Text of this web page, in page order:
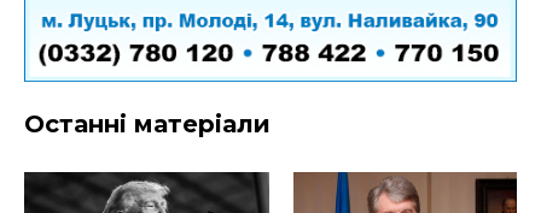
Останні матеріали